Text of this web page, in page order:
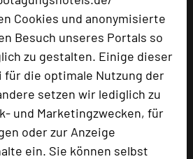
Cookies und anonymisierte
Besuch unseres Portals so
zu gestalten. Einige dieser
für die optimale Nutzung der
setzen wir lediglich zu
und Marketingzwecken, für
oder zur Anzeige
ein. Sie können selbst
(Personen)
30
50